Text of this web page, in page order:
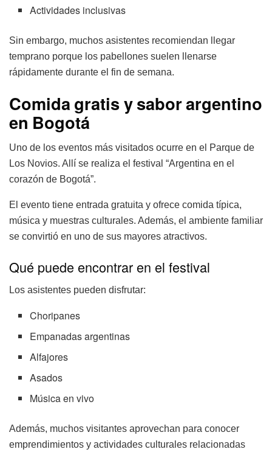
Actividades inclusivas
Sin embargo, muchos asistentes recomiendan llegar
temprano porque los pabellones suelen llenarse
rápidamente durante el fin de semana.
Comida gratis y sabor argentino
en Bogotá
Uno de los eventos más visitados ocurre en el Parque de
Los Novios. Allí se realiza el festival “Argentina en el
corazón de Bogotá”.
El evento tiene entrada gratuita y ofrece comida típica,
música y muestras culturales. Además, el ambiente familiar
se convirtió en uno de sus mayores atractivos.
Qué puede encontrar en el festival
Los asistentes pueden disfrutar:
Choripanes
Empanadas argentinas
Alfajores
Asados
Música en vivo
Además, muchos visitantes aprovechan para conocer
emprendimientos y actividades culturales relacionadas